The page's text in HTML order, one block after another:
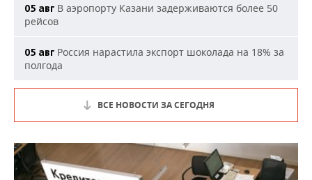
05 авг В аэропорту Казани задерживаются более 50
рейсов
05 авг Россия нарастила экспорт шоколада на 18% за
полгода
ВСЕ НОВОСТИ ЗА СЕГОДНЯ